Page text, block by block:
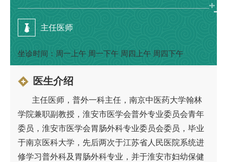
主任医师
坐诊时间：周一上午 周一下午 周四上午 周四下午
医生介绍
主任医师， 普外一科主任，南京中医药大学翰林
学院兼职副教授，淮安市医学会普外专业委员会青年
委员，淮安市医学会胃肠外科专业委员会委员， 毕业
于南京医科大学，先后两次于江苏省人民医院系统进
修学习普外科及胃肠外科专业，并于淮安市妇幼保健